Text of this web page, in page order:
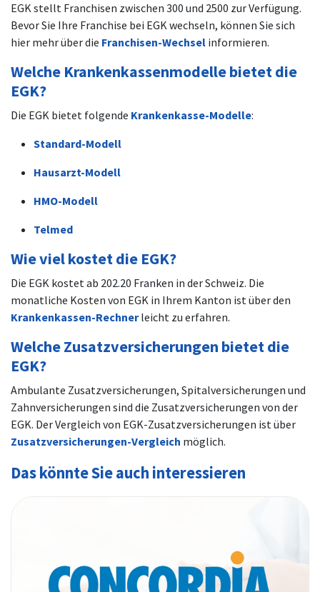
EGK stellt Franchisen zwischen 300 und 2500 zur Verfügung.
Bevor Sie Ihre Franchise bei EGK wechseln, können Sie sich
hier mehr über die Franchisen-Wechsel informieren.
Welche Krankenkassenmodelle bietet die
EGK?
Die EGK bietet folgende Krankenkasse-Modelle:
Standard-Modell
Hausarzt-Modell
HMO-Modell
Telmed
Wie viel kostet die EGK?
Die EGK kostet ab 202.20 Franken in der Schweiz. Die
monatliche Kosten von EGK in Ihrem Kanton ist über den
Krankenkassen-Rechnerleicht zu erfahren.
Welche Zusatzversicherungen bietet die
EGK?
Ambulante Zusatzversicherungen, Spitalversicherungen und
Zahnversicherungen sind die Zusatzversicherungen von der
EGK. Der Vergleich von EGK-Zusatzversicherungen ist über
Zusatzversicherungen-Vergleich möglich.
Das könnte Sie auch interessieren